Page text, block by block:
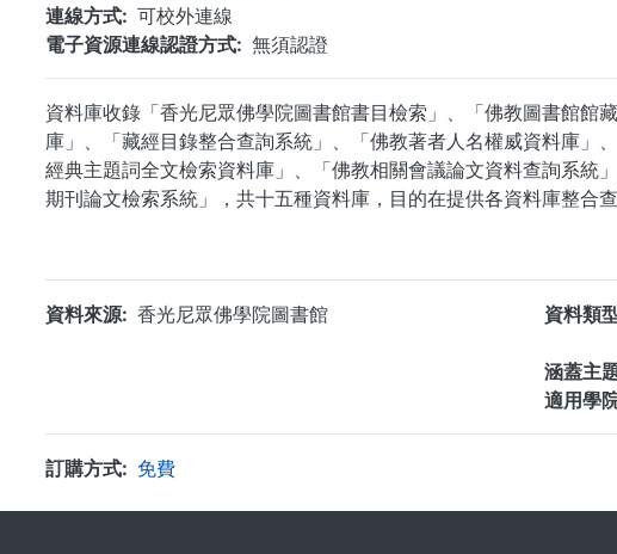
連線方式
可校外連線
電子資源連線認證方式
無須認證
資料庫收錄「香光尼眾佛學院圖書館書目檢索」、「佛教圖書館
庫」、「藏經目錄整合查詢系統」、「佛教著者人名權威資料庫」
經典主題詞全文檢索資料庫」、「佛教相關會議論文資料查詢系統
期刊論文檢索系統」，共十五種資料庫，目的在提供各資料庫整合查
資料來源 香光尼眾佛學院圖書館 資料類
涵蓋主
適用學
訂購方式
免費